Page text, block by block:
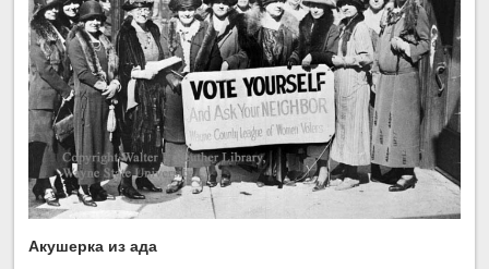
Акушерка из ада